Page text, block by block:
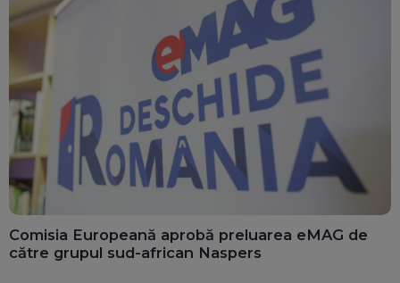
Comisia Europeană aprobă preluarea eMAG de
către grupul sud-african Naspers